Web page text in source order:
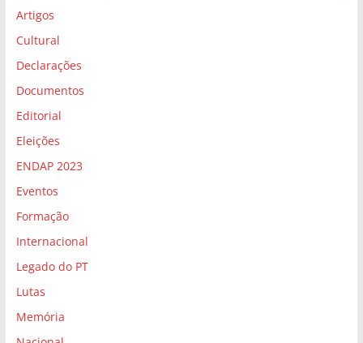
Artigos
Cultural
Declarações
Documentos
Editorial
Eleições
ENDAP 2023
Eventos
Formação
Internacional
Legado do PT
Lutas
Memória